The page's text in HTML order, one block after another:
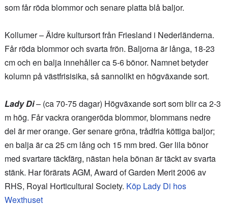
som får röda blommor och senare platta blå baljor.
Kollumer – Äldre kultursort från Friesland i Nederländerna.
Får röda blommor och svarta frön. Baljorna är långa, 18-23
cm och en balja innehåller ca 5-6 bönor. Namnet betyder
kolumn på västfrisisika, så sannolikt en högväxande sort.
Lady Di– (ca 70-75 dagar) Högväxande sort som blir ca 2-3
m hög. Får vackra orangeröda blommor, blommans nedre
del är mer orange. Ger senare gröna, trådfria köttiga baljor;
en balja är ca 25 cm lång och 15 mm bred. Ger lila bönor
med svartare täckfärg, nästan hela bönan är täckt av svarta
stänk. Har förärats AGM, Award of Garden Merit 2006 av
RHS, Royal Horticultural Society. Köp Lady Di hos
Wexthuset